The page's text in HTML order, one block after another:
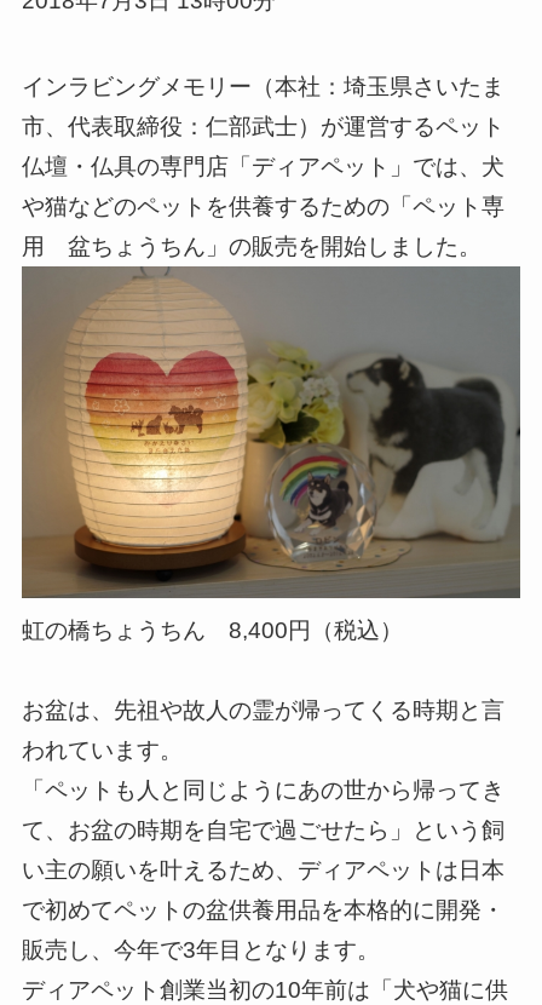
インラビングメモリー（本社：埼玉県さいたま
市、代表取締役：仁部武士）が運営するペット
仏壇・仏具の専門店「ディアペット」では、犬
や猫などのペットを供養するための「ペット専
用 盆ちょうちん」の販売を開始しました。
虹の橋ちょうちん 8,400円（税込）
お盆は、先祖や故人の霊が帰ってくる時期と言
われています。
「ペットも人と同じようにあの世から帰ってき
て、お盆の時期を自宅で過ごせたら」という飼
い主の願いを叶えるため、ディアペットは日本
で初めてペットの盆供養用品を本格的に開発・
販売し、今年で3年目となります。
ディアペット創業当初の10年前は「犬や猫に供